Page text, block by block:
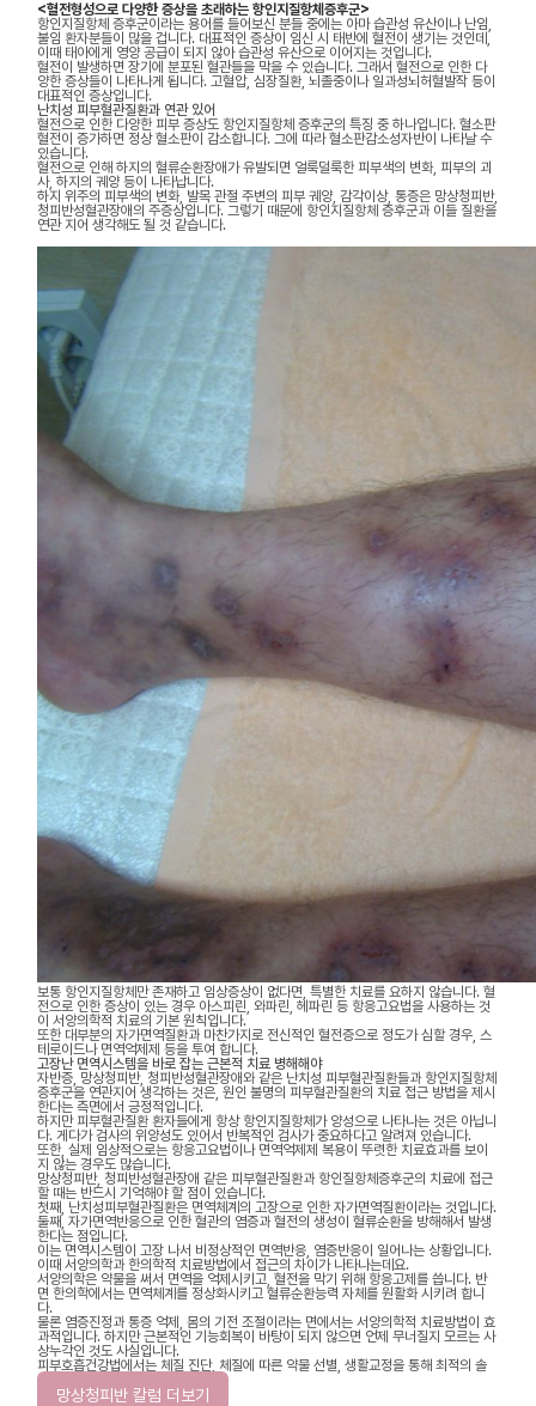
<혈전형성으로 다양한 증상을 초래하는 항인지질항체증후군>
항인지질항체 증후군이라는 용어를 들어보신 분들 중에는 아마 습관성 유산이나 난임,
불임 환자분들이 많을 겁니다. 대표적인 증상이 임신 시 태반에 혈전이 생기는 것인데,
이때 태아에게 영양 공급이 되지 않아 습관성 유산으로 이어지는 것입니다.
혈전이 발생하면 장기에 분포된 혈관들을 막을 수 있습니다. 그래서 혈전으로 인한 다
양한 증상들이 나타나게 됩니다. 고혈압, 심장질환, 뇌졸중이나 일과성뇌허혈발작 등이
대표적인 증상입니다.
난치성 피부혈관질환과 연관 있어
혈전으로 인한 다양한 피부 증상도 항인지질항체 증후군의 특징 중 하나입니다. 혈소판
혈전이 증가하면 정상 혈소판이 감소합니다. 그에 따라 혈소판감소성자반이 나타날 수
있습니다.
혈전으로 인해 하지의 혈류순환장애가 유발되면 얼룩덜룩한 피부색의 변화, 피부의 괴
사, 하지의 궤양 등이 나타납니다.
하지 위주의 피부색의 변화, 발목 관절 주변의 피부 궤양, 감각이상, 통증은 망상청피반,
청피반성혈관장애의 주증상입니다. 그렇기 때문에 항인지질항체 증후군과 이들 질환을
연관 지어 생각해도 될 것 같습니다.
보통 항인지질항체만 존재하고 임상증상이 없다면, 특별한 치료를 요하지 않습니다. 혈
전으로 인한 증상이 있는 경우 아스피린, 와파린, 헤파린 등 항응고요법을 사용하는 것
이 서양의학적 치료의 기본 원칙입니다.
또한 대부분의 자가면역질환과 마찬가지로 전신적인 혈전증으로 정도가 심할 경우, 스
테로이드나 면역억제제 등을 투여 합니다.
고장난 면역시스템을 바로 잡는 근본적 치료 병해해야
자반증, 망상청피반, 청피반성혈관장애와 같은 난치성 피부혈관질환들과 항인지질항체
증후군을 연관지어 생각하는 것은, 원인 불명의 피부혈관질환의 치료 접근 방법을 제시
한다는 측면에서 긍정적입니다.
하지만 피부혈관질환 환자들에게 항상 항인지질항체가 양성으로 나타나는 것은 아닙니
다. 게다가 검사의 위양성도 있어서 반복적인 검사가 중요하다고 알려져 있습니다.
또한, 실제 임상적으로는 항응고요법이나 면역억제제 복용이 뚜렷한 치료효과를 보이
지 않는 경우도 많습니다.
망상청피반, 청피반성혈관장애 같은 피부혈관질환과 항인질항체증후군의 치료에 접근
할 때는 반드시 기억해야 할 점이 있습니다.
첫째, 난치성피부혈관질환은 면역체계의 고장으로 인한 자가면역질환이라는 것입니다.
둘째, 자가면역반응으로 인한 혈관의 염증과 혈전의 생성이 혈류순환을 방해해서 발생
한다는 점입니다.
이는 면역시스템이 고장 나서 비정상적인 면역반응, 염증반응이 일어나는 상황입니다.
이때 서양의학과 한의학적 치료방법에서 접근의 차이가 나타나는데요.
서양의학은 약물을 써서 면역을 억제시키고, 혈전을 막기 위해 항응고제를 씁니다. 반
면 한의학에서는 면역체계를 정상화시키고 혈류순환능력 자체를 원활화 시키려 합니
다.
물론 염증진정과 통증 억제, 몸의 기전 조절이라는 면에서는 서양의학적 치료방법이 효
과적입니다. 하지만 근본적인 기능회복이 바탕이 되지 않으면 언제 무너질지 모르는 사
상누각인 것도 사실입니다.
피부호흡건강법에서는 체질 진단, 체질에 따른 약물 선별, 생활교정을 통해 최적의 솔
루션을 찾습니다.
망상청피반 칼럼 더보기